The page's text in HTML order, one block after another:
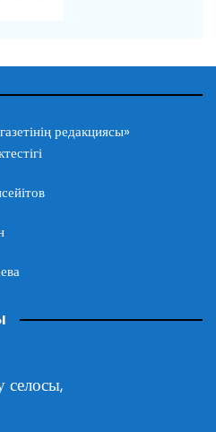
редакциясы»
селосы,